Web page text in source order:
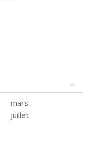
mars
juillet